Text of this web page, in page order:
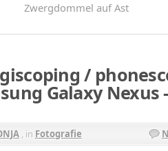
Zwergdommel auf Ast
/
Galaxy Nexus
, in Fotografie